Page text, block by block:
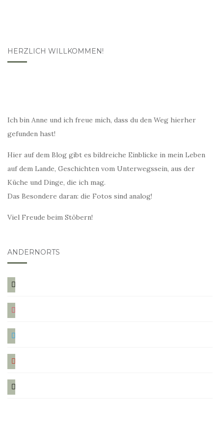
HERZLICH WILLKOMMEN!
Ich bin Anne und ich freue mich, dass du den Weg hierher
gefunden hast!
Hier auf dem Blog gibt es bildreiche Einblicke in mein Leben
auf dem Lande, Geschichten vom Unterwegssein, aus der
Küche und Dinge, die ich mag.
Das Besondere daran: die Fotos sind analog!
Viel Freude beim Stöbern!
ANDERNORTS
bloglovin
instagram
twitter
pinterest
mail